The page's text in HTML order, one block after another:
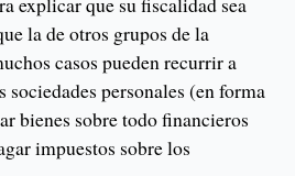
la de otros grupos de la
casos pueden recurrir a
personales (en forma
bienes sobre todo financieros
impuestos sobre los